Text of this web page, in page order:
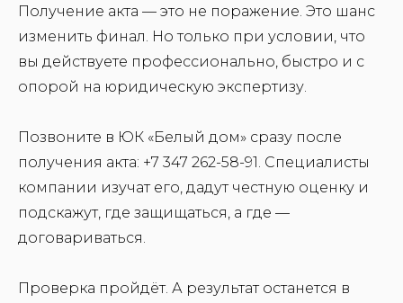
Получение акта — это не поражение. Это шанс
изменить финал. Но только при условии, что
вы действуете профессионально, быстро и с
опорой на юридическую экспертизу.
Позвоните в ЮК «Белый дом» сразу после
получения акта: +7 347 262-58-91. Специалисты
компании изучат его, дадут честную оценку и
подскажут, где защищаться, а где —
договариваться.
Проверка пройдёт. А результат останется в